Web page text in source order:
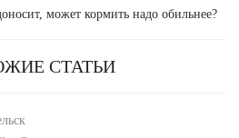
может кормить надо обильнее?
СТАТЬИ